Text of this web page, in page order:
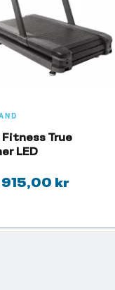
Fitness True
LED
915,00 kr